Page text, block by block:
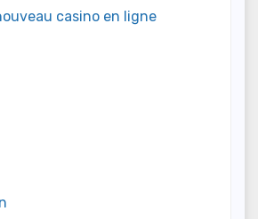
casino en ligne